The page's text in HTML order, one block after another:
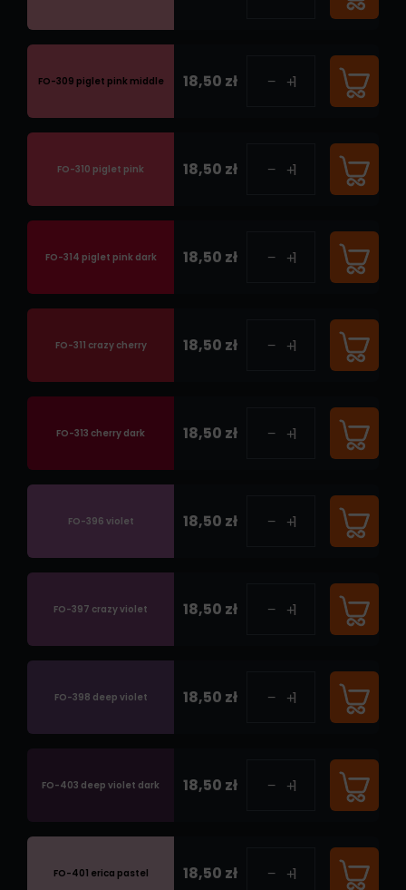
FO-309 piglet pink middle 18,50 zł
FO-310 piglet pink 18,50 zł
FO-314 piglet pink dark 18,50 zł
FO-311 crazy cherry 18,50 zł
FO-313 cherry dark 18,50 zł
FO-396 violet 18,50 zł
FO-397 crazy violet 18,50 zł
FO-398 deep violet 18,50 zł
FO-403 deep violet dark 18,50 zł
FO-401 erica pastel 18,50 zł